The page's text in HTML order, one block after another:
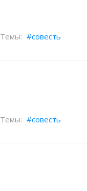
совесть
совесть